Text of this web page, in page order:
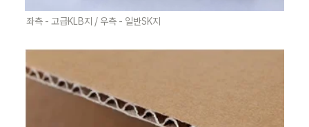
좌측 - 고급KLB지 / 우측 - 일반SK지